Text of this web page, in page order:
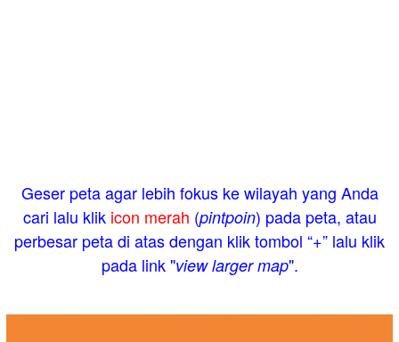
Geser peta agar lebih fokus ke wilayah yang Anda
cari lalu klik icon merah (pintpoin) pada peta, atau
perbesar peta di atas dengan klik tombol “+” lalu klik
pada link "view larger map".